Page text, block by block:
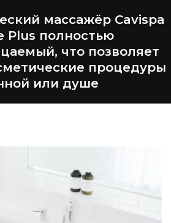
массажёр Cavispa
Plus полностью
что позволяет
процедуры
или душе